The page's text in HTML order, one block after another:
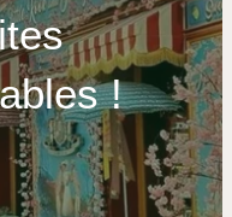
!